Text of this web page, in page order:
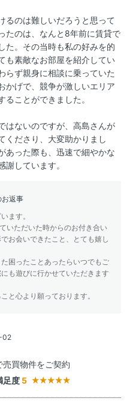
るのは難しいだろうと思って
たのは、なんと8年前に賃貸で
た。その当時も私の好みを的
も素敵なお部屋を紹介してい
らず親身に相談に乗っていた
かげで、競争が激しいエリア
ことができました。
はないのですが、高島さんが
くださり、大変助かりまし
あった際も、迅速で細やかな
しています。
お返事
ます。
いただいた時からのお付き合い
お会いできたこと、とても嬉し
困ったことあったらいつでもご
も遊びに行かせていただきます
と心より願っております。
02
売買物件をご契約
足度 5